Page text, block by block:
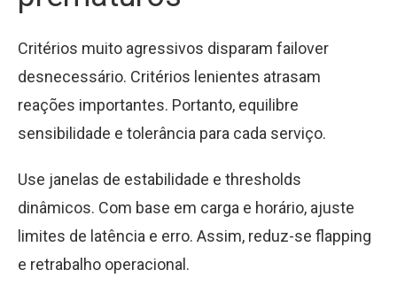
Critérios muito agressivos disparam failover
desnecessário. Critérios lenientes atrasam
reações importantes. Portanto, equilibre
sensibilidade e tolerância para cada serviço.
Use janelas de estabilidade e thresholds
dinâmicos. Com base em carga e horário, ajuste
limites de latência e erro. Assim, reduz-se flapping
e retrabalho operacional.